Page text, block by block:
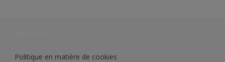
Politique en matière de cookies